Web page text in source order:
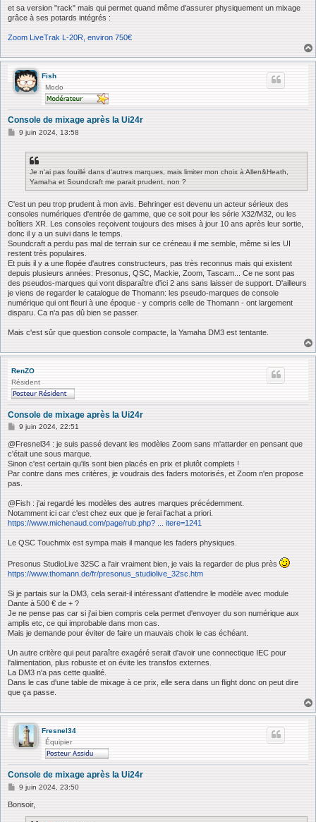
et sa version "rack" mais qui permet quand même d'assurer physiquement un mixage
grâce à ses potards intégrés :
Zoom LiveTrak L-20R, environ 750€
Fish
Modo
Console de mixage après la Ui24r
M9 juin 2024, 13:58
Je n'ai pas fouillé dans d'autres marques, mais limiter mon choix à Allen&Heath,
Yamaha et Soundcraft me parait prudent, non ?
C'est un peu trop prudent à mon avis. Behringer est devenu un acteur sérieux des
consoles numériques d'entrée de gamme, que ce soit pour les série X32/M32, ou les
boîtiers XR. Les consoles reçoivent toujours des mises à jour 10 ans après leur sortie,
donc il y a un suivi dans le temps.
Soundcraft a perdu pas mal de terrain sur ce créneau il me semble, même si les UI
restent très populaires.
Et puis il y a une flopée d'autres constructeurs, pas très reconnus mais qui existent
depuis plusieurs années: Presonus, QSC, Mackie, Zoom, Tascam... Ce ne sont pas
des pseudos-marques qui vont disparaître d'ici 2 ans sans laisser de support. D'ailleurs
je viens de regarder le catalogue de Thomann: les pseudo-marques de console
numérique qui ont fleuri à une époque - y compris celle de Thomann - ont largement
disparu. Ca n'a pas dû bien se passer.
Mais c'est sûr que question console compacte, la Yamaha DM3 est tentante.
RenZO
Résident
Console de mixage après la Ui24r
M
s
s
g
e
9 juin 2024, 22:51
@Fresnel34 : je suis passé devant les modèles Zoom sans m'attarder en pensant que
c'était une sous marque.
Sinon c'est certain qu'ils sont bien placés en prix et plutôt complets !
Par contre dans mes critères, je voudrais des faders motorisés, et Zoom n'en propose
pas.
@Fish : j'ai regardé les modèles des autres marques précédemment.
Notamment ici car c'est chez eux que je ferai l'achat a priori.
https://www.michenaud.com/page/rub.php? ... itere=1241
Le QSC Touchmix est sympa mais il manque les faders physiques.
Presonus StudioLive 32SC a l'air vraiment bien, je vais la regarder de plus près
https://www.thomann.de/fr/presonus_studiolive_32sc.htm
Si je partais sur la DM3, cela serait-il intéressant d'attendre le modèle avec module
Dante à 500 € de + ?
Je ne pense pas car si j'ai bien compris cela permet d'envoyer du son numérique aux
amplis etc, ce qui improbable dans mon cas.
Mais je demande pour éviter de faire un mauvais choix le cas échéant.
Un autre critère qui peut paraître exagéré serait d'avoir une connectique IEC pour
l'alimentation, plus robuste et on évite les transfos externes.
La DM3 n'a pas cette qualité.
Dans le cas d'une table de mixage à ce prix, elle sera dans un flight donc on peut dire
que ça passe.
Fresnel34
Équipier
Console de mixage après la Ui24r
M
s
9 juin 2024, 23:50
Bonsoir,